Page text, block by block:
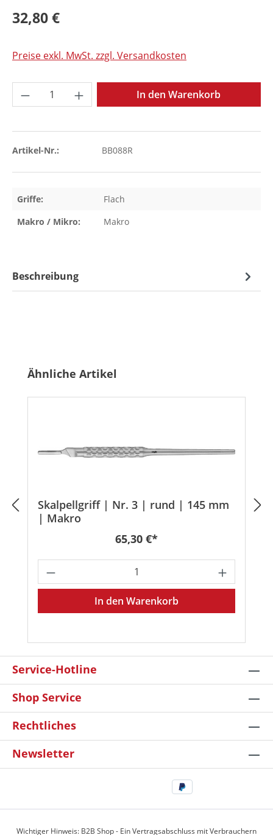
32,80 €
Preise exkl. MwSt. zzgl. Versandkosten
Produkt Anzahl: Gib den gewünschten
In den Warenkorb
Artikel-Nr.: BB088R
Griffe:
Flach
Makro / Mikro:
Makro
Beschreibung
Produktgalerie überspringen
Ähnliche Artikel
Skalpellgriff | Nr. 3 | rund | 145 mm
| Makro
Regulärer Preis:
65,30 €*
Produkt Anzahl: Gib den
In den Warenkorb
Service-Hotline
Shop Service
Rechtliches
Newsletter
Wichtiger Hinweis: B2B Shop - Ein Vertragsabschluss mit Verbrauchern